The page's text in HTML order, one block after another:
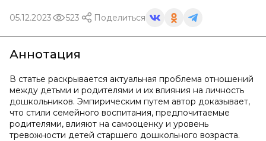
05.12.2023 523 Поделиться
Аннотация
В статье раскрывается актуальная проблема отношений
между детьми и родителями и их влияния на личность
дошкольников. Эмпирическим путем автор доказывает,
что стили семейного воспитания, предпочитаемые
родителями, влияют на самооценку и уровень
тревожности детей старшего дошкольного возраста.